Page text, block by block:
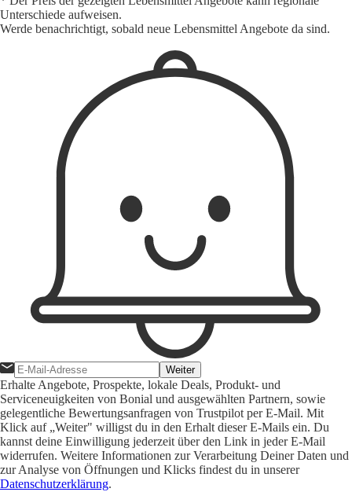
Unterschiede aufweisen.
Werde benachrichtigt, sobald neue Lebensmittel Angebote da sind.
Weiter
Erhalte Angebote, Prospekte, lokale Deals, Produkt- und
Serviceneuigkeiten von Bonial und ausgewählten Partnern, sowie
gelegentliche Bewertungsanfragen von Trustpilot per E-Mail. Mit
Klick auf „Weiter" willigst du in den Erhalt dieser E-Mails ein. Du
kannst deine Einwilligung jederzeit über den Link in jeder E-Mail
widerrufen. Weitere Informationen zur Verarbeitung Deiner Daten und
zur Analyse von Öffnungen und Klicks findest du in unserer
Datenschutzerklärung.